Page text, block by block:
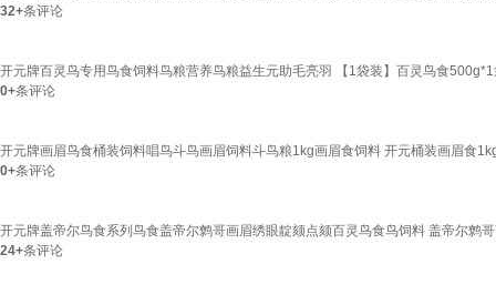
32+条评论
开元牌百灵鸟专用鸟食饲料鸟粮营养鸟粮益生元助毛亮羽 【1袋装】百灵鸟食
0+条评论
开元牌画眉鸟食桶装饲料唱鸟斗鸟画眉饲料斗鸟粮1kg画眉食饲料 开元桶装画眉食
0+条评论
开元牌盖帝尔鸟食系列鸟食盖帝尔鹩哥画眉绣眼靛颏点颏百灵鸟食鸟饲料 盖帝尔鹩
24+条评论